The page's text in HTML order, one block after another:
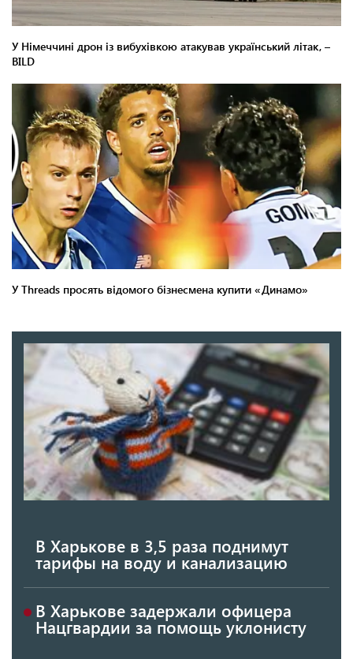
В Харькове в 3,5 раза поднимут
тарифы на воду и канализацию
В Харькове задержали офицера
Нацгвардии за помощь уклонисту